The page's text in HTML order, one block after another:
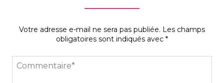
Votre adresse e-mail ne sera pas publiée. Les champs
obligatoires sont indiqués avec *
Commentaire*